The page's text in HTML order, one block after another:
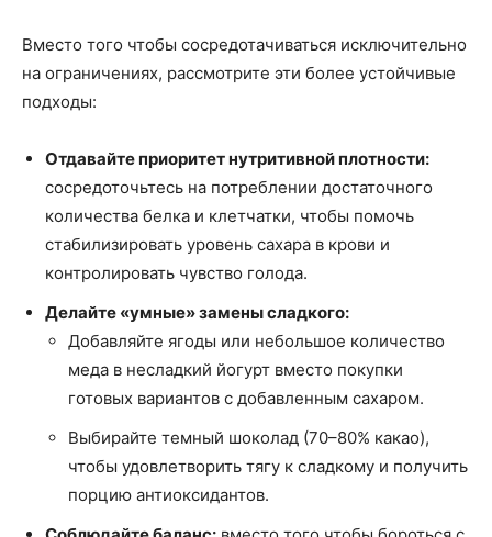
Вместо того чтобы сосредотачиваться исключительно
на ограничениях, рассмотрите эти более устойчивые
подходы:
Отдавайте приоритет нутритивной плотности:
сосредоточьтесь на потреблении достаточного
количества белка и клетчатки, чтобы помочь
стабилизировать уровень сахара в крови и
контролировать чувство голода.
Делайте «умные» замены сладкого:
Добавляйте ягоды или небольшое количество
меда в несладкий йогурт вместо покупки
готовых вариантов с добавленным сахаром.
Выбирайте темный шоколад (70–80% какао),
чтобы удовлетворить тягу к сладкому и получить
порцию антиоксидантов.